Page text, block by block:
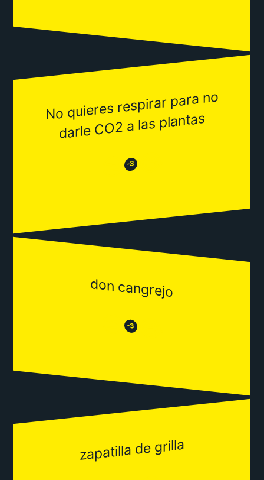
No quieres respirar para no
darle CO2 a las plantas
😒 -3 😂
don cangrejo
😒 -3 😂
zapatilla de grilla